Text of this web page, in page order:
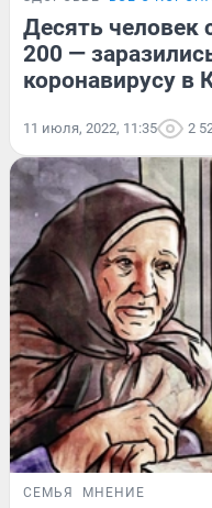
Десять человек
200 —
коронавирусу в
11 июля, 2022, 11:35 2
СЕМЬЯ МНЕНИЕ